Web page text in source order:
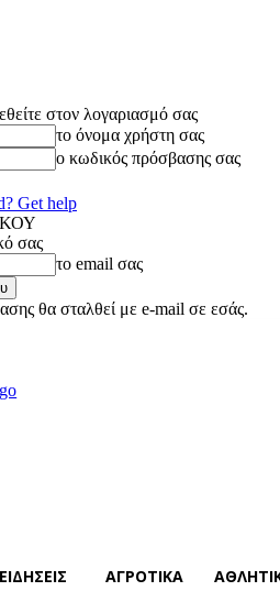
στον λογαριασμό σας
το όνομα χρήστη σας
ο κωδικός πρόσβασης σας
Get help
σας
το email σας
θα σταλθεί με e-mail σε εσάς.
ΕΙΔΗΣΕΙΣ ΑΓΡΟΤΙΚΑ